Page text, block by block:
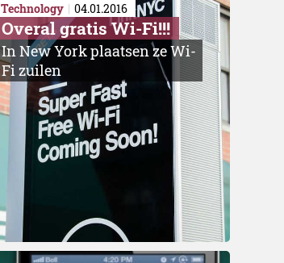
Technology 04.01.2016
Overal gratis Wi-Fi!!!
In New York plaatsen ze Wi-
Fi zuilen